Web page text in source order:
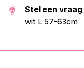
Stel een vraag
wit L 57-63cm